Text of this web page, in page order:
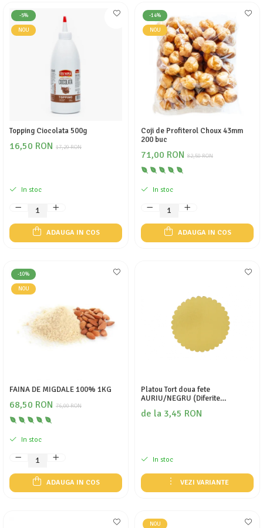
-5%
NOU
Topping Ciocolata 500g
17,29 RON
16,50 RON
In stoc
ADAUGA IN COS
-14%
NOU
Coji de Profiterol Choux 43mm
200 buc
82,50 RON
71,00 RON
In stoc
ADAUGA IN COS
-10%
NOU
FAINA DE MIGDALE 100% 1KG
76,00 RON
68,50 RON
In stoc
ADAUGA IN COS
Platou Tort doua fete
AURIU/NEGRU (Diferite
de la 3,45 RON
In stoc
VEZI VARIANTE
NOU